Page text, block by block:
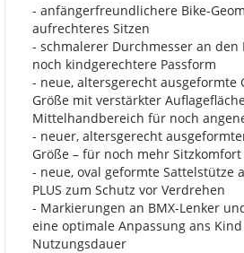
- anfängerfreundlichere Bike-
aufrechteres Sitzen
- schmalerer Durchmesser an
noch kindgerechtere Passform
- neue, altersgerecht ausgeformte
Größe mit verstärkter
Mittelhandbereich für noch
- neuer, altersgerecht
Größe – für noch mehr Sitzkomfort
- neue, oval geformte Sattelstütze
PLUS zum Schutz vor Verdrehen
- Markierungen an BMX-Lenker
eine optimale Anpassung ans
Nutzungsdauer